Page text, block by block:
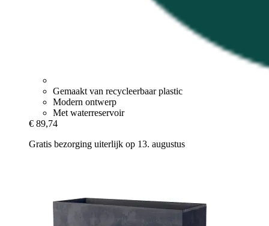
Gemaakt van recycleerbaar plastic
Modern ontwerp
Met waterreservoir
€ 89,74
Gratis bezorging uiterlijk op 13. augustus